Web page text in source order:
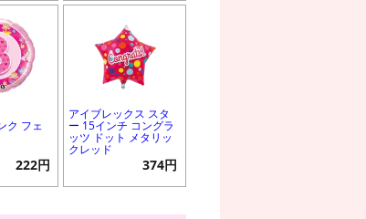
ク フェ
222円
アイブレックス スタ
ー 15インチ コングラ
ッツ ドット メタリッ
クレッド
374円